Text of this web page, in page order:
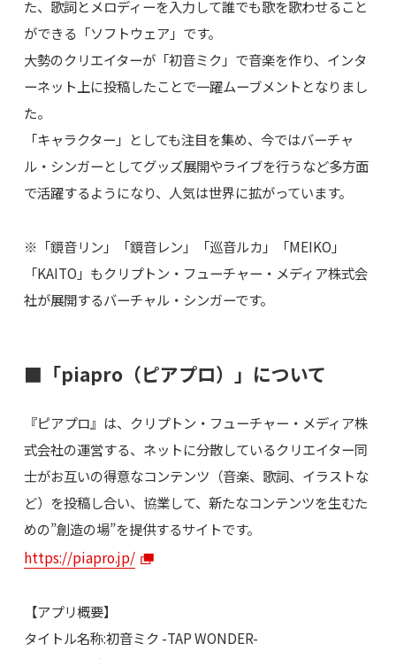
た、歌詞とメロディーを入力して誰でも歌を歌わせること
ができる「ソフトウェア」です。
大勢のクリエイターが「初音ミク」で音楽を作り、インタ
ーネット上に投稿したことで一躍ムーブメントとなりまし
た。
「キャラクター」としても注目を集め、今ではバーチャ
ル・シンガーとしてグッズ展開やライブを行うなど多方面
で活躍するようになり、人気は世界に拡がっています。
※「鏡音リン」「鏡音レン」「巡音ルカ」「MEIKO」
「KAITO」もクリプトン・フューチャー・メディア株式会
社が展開するバーチャル・シンガーです。
■「piapro（ピアプロ）」について
『ピアプロ』は、クリプトン・フューチャー・メディア株
式会社の運営する、ネットに分散しているクリエイター同
士がお互いの得意なコンテンツ（音楽、歌詞、イラストな
ど）を投稿し合い、協業して、新たなコンテンツを生むた
めの”創造の場”を提供するサイトです。
https://piapro.jp/
【アプリ概要】
タイトル名称:初音ミク -TAP WONDER-